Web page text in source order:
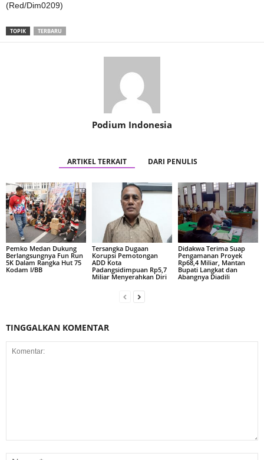
(Red/Dim0209)
TOPIK TERBARU
Podium Indonesia
ARTIKEL TERKAIT DARI PENULIS
Pemko Medan Dukung
Berlangsungnya Fun Run
5K Dalam Rangka Hut 75
Kodam I/BB
Tersangka Dugaan
Korupsi Pemotongan
ADD Kota
Padangsidimpuan Rp5,7
Miliar Menyerahkan Diri
Didakwa Terima Suap
Pengamanan Proyek
Rp68,4 Miliar, Mantan
Bupati Langkat dan
Abangnya Diadili
TINGGALKAN KOMENTAR